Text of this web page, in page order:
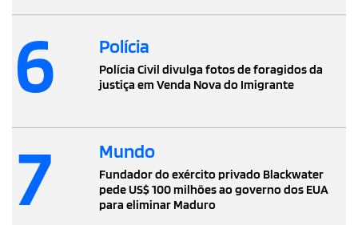
6 Polícia
Polícia Civil divulga fotos de foragidos da
justiça em Venda Nova do Imigrante
7 Mundo
Fundador do exército privado Blackwater
pede US$ 100 milhões ao governo dos EUA
para eliminar Maduro